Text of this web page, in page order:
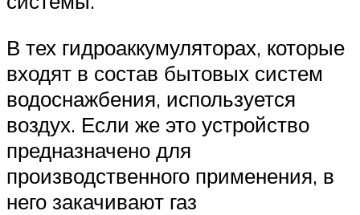
В тех гидроаккумуляторах, которые
входят в состав бытовых систем
водоснажбения, используется
воздух. Если же это устройство
предназначено для
производственного применения, в
него закачивают газ